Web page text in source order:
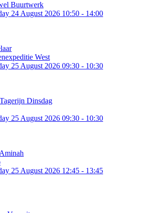
Buurtwerk
24 August 2026 10:50 - 14:00
West
25 August 2026 09:30 - 10:30
Dinsdag
25 August 2026 09:30 - 10:30
25 August 2026 12:45 - 13:45